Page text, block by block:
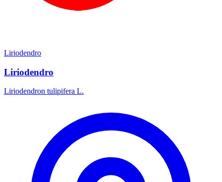
Liriodendro
Liriodendro
Liriodendron tulipifera L.